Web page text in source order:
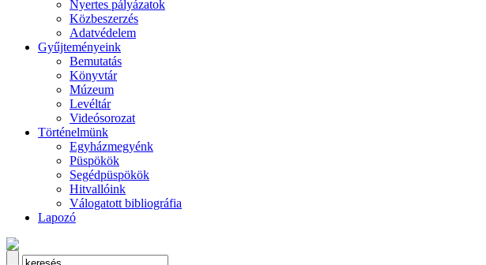
Nyertes pályázatok
Közbeszerzés
Adatvédelem
Gyűjteményeink
Bemutatás
Könyvtár
Múzeum
Levéltár
Videósorozat
Történelmünk
Egyházmegyénk
Püspökök
Segédpüspökök
Hitvallóink
Válogatott bibliográfia
Lapozó